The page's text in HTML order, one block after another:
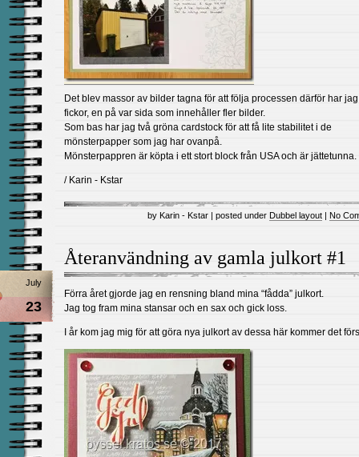
Det blev massor av bilder tagna för att följa processen därför har
fickor, en på var sida som innehåller fler bilder.
Som bas har jag två gröna cardstock för att få lite stabilitet i de
mönsterpapper som jag har ovanpå.
Mönsterpappren är köpta i ett stort block från USA och är jättetunna.
/ Karin - Kstar
by Karin - Kstar | posted under Dubbel layout | No
Återanvändning av gamla julkort #1
July
23
Förra året gjorde jag en rensning bland mina “fådda” julkort.
Jag tog fram mina stansar och en sax och gick loss.
I år kom jag mig för att göra nya julkort av dessa här kommer det